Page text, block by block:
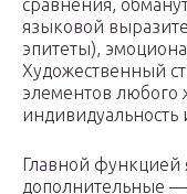
сравнения,
языковой
эпитеты),
Художественный
элементов любого
индивидуальность
Главной функцией
дополнительные